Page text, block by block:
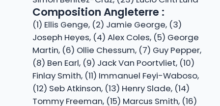
Composition Angleterre :
(1) Ellis Genge, (2) Jamie George, (3)
Joseph Heyes, (4) Alex Coles, (5) George
Martin, (6) Ollie Chessum, (7) Guy Pepper,
(8) Ben Earl, (9) Jack Van Poortvliet, (10)
Finlay Smith, (11) Immanuel Feyi-Waboso,
(12) Seb Atkinson, (13) Henry Slade, (14)
Tommy Freeman, (15) Marcus Smith, (16)